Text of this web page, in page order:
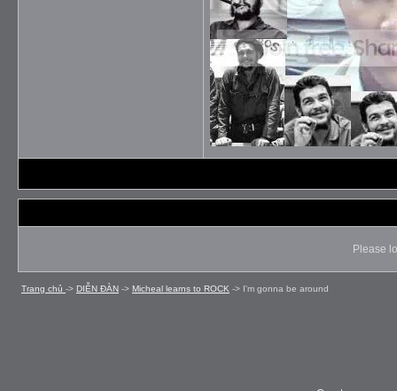
Please
Trang chủ -> DIỄN ÐÀN -> Micheal learns to ROCK -> I'm gonna be around